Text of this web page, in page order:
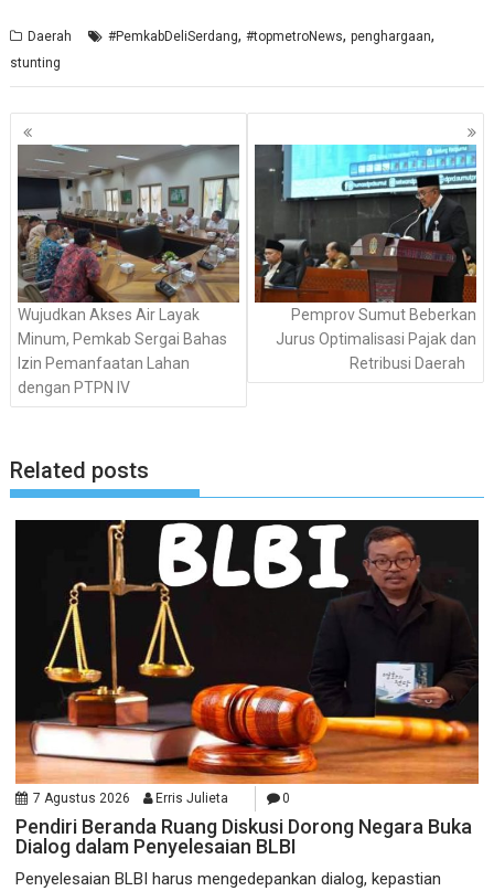
Daerah #PemkabDeliSerdang,#topmetroNews,penghargaan,
stunting
Navigasi
pos
Wujudkan Akses Air Layak
Minum, Pemkab Sergai Bahas
Izin Pemanfaatan Lahan
dengan PTPN IV
Pemprov Sumut Beberkan
Jurus Optimalisasi Pajak dan
Retribusi Daerah
Related posts
7 Agustus 2026 Erris Julieta 0
Pendiri Beranda Ruang Diskusi Dorong Negara Buka
Dialog dalam Penyelesaian BLBI
Penyelesaian BLBI harus mengedepankan dialog, kepastian